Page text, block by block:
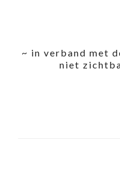
~ in verband met
niet